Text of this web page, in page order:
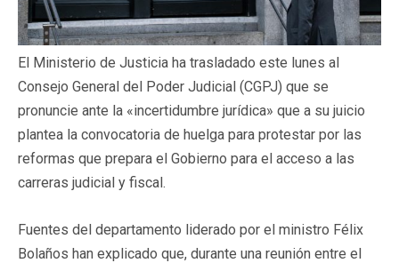
El Ministerio de Justicia ha trasladado este lunes al
Consejo General del Poder Judicial (CGPJ) que se
pronuncie ante la «incertidumbre jurídica» que a su juicio
plantea la convocatoria de huelga para protestar por las
reformas que prepara el Gobierno para el acceso a las
carreras judicial y fiscal.
Fuentes del departamento liderado por el ministro Félix
Bolaños han explicado que, durante una reunión entre el